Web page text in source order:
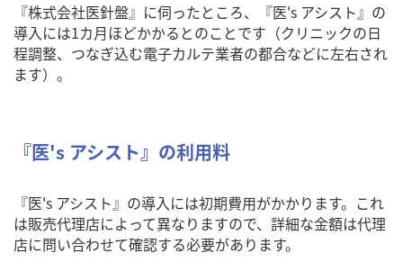
『株式会社医針盤』に伺ったところ、『医's アシスト』の
導入には1カ月ほどかかるとのことです（クリニックの日
程調整、つなぎ込む電子カルテ業者の都合などに左右され
ます）。
『医's アシスト』の利用料
『医's アシスト』の導入には初期費用がかかります。これ
は販売代理店によって異なりますので、詳細な金額は代理
店に問い合わせて確認する必要があります。